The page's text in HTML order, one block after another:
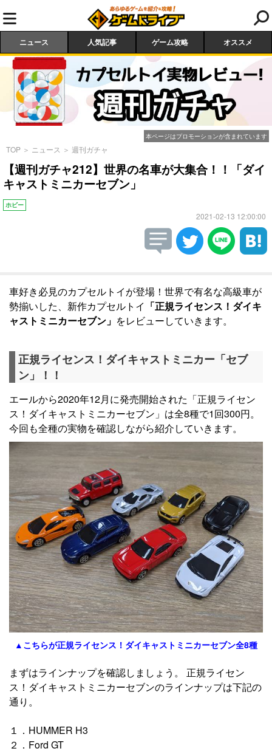
ニュース 人気記事 ゲーム攻略 オススメ
本ページはプロモーションが含まれています
TOP ＞ ニュース ＞ 週刊ガチャ
【週刊ガチャ212】世界の名車が大集合！！「ダイ
キャストミニカーセブン」
ホビー
2021-02-13 12:00:00
車好き必見のカプセルトイが登場！世界で有名な高級車が
勢揃いした、新作カプセルトイ 「正規ライセンス！ダイキ
ャストミニカーセブン」 をレビューしていきます。
正規ライセンス！ダイキャストミニカー「セブ
ン」！！
エールから2020年12月に発売開始された「正規ライセン
ス！ダイキャストミニカーセブン」は全8種で1回300円。
今回も全種の実物を確認しながら紹介していきます。
▲こちらが正規ライセンス！ダイキャストミニカーセブン全8種
まずはラインナップを確認しましょう。 正規ライセン
ス！ダイキャストミニカーセブンのラインナップは下記の
通り。
１．HUMMER H3
２．Ford GT